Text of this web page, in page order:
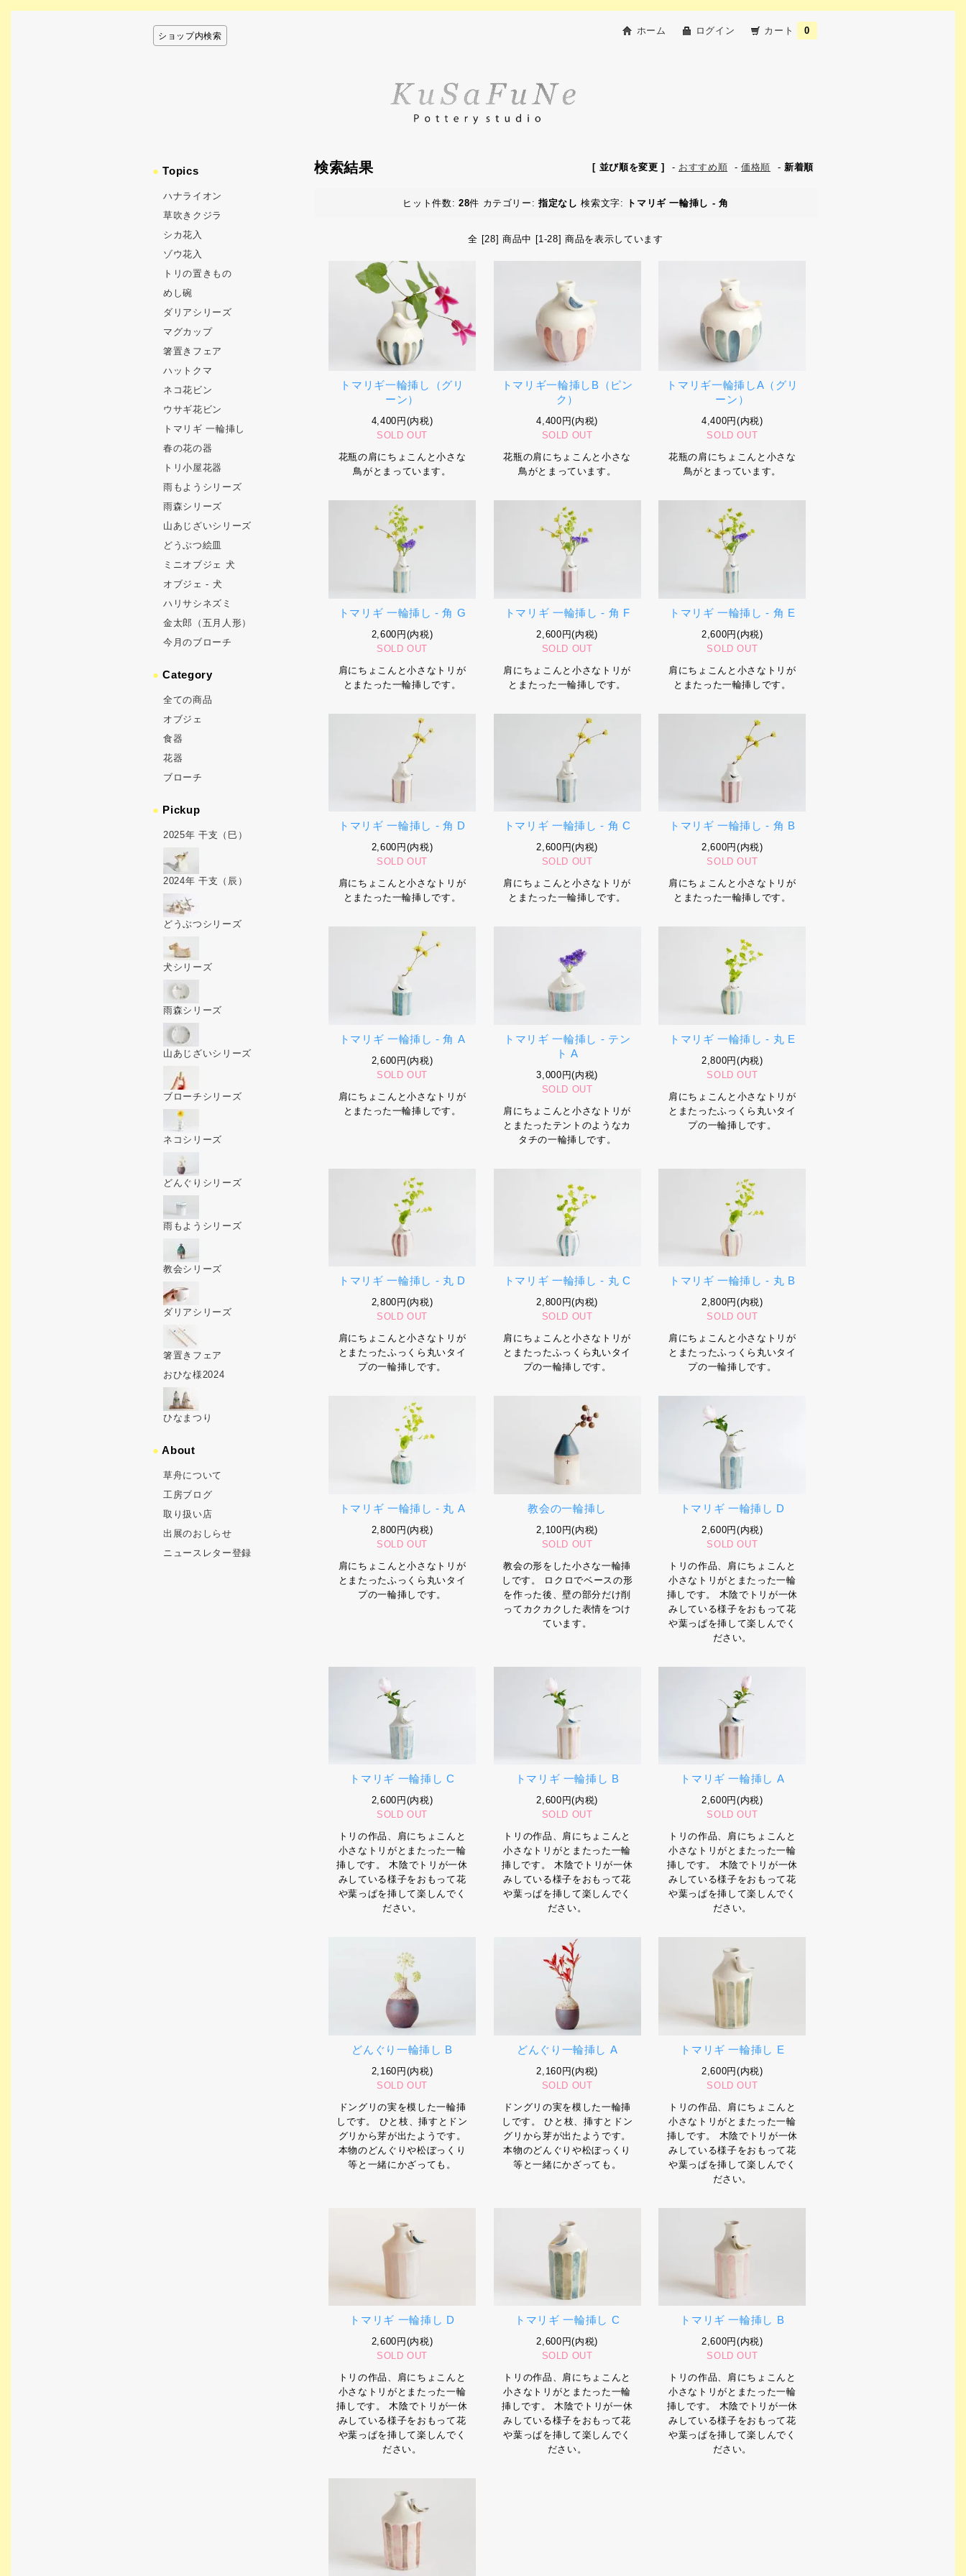
ホーム ログイン カート 0
ショップ内検索
[ 並び順を変更 ] - おすすめ順 -価格順 -新着順
検索結果
ヒット件数: 28件 カテゴリー:指定なし 検索文字: トマリギ 一輪挿し - 角
全 [28] 商品中 [1-28] 商品を表示しています
トマリギ一輪挿し（グリ
ーン）
4,400円(内税)
SOLD OUT
花瓶の肩にちょこんと小さな
鳥がとまっています。
トマリギ一輪挿しB（ピン
ク）
4,400円(内税)
SOLD OUT
花瓶の肩にちょこんと小さな
鳥がとまっています。
トマリギ一輪挿しA（グリ
ーン）
4,400円(内税)
SOLD OUT
花瓶の肩にちょこんと小さな
鳥がとまっています。
トマリギ 一輪挿し - 角 G
2,600円(内税)
SOLD OUT
肩にちょこんと小さなトリが
とまたった一輪挿しです。
トマリギ 一輪挿し - 角 F
2,600円(内税)
SOLD OUT
肩にちょこんと小さなトリが
とまたった一輪挿しです。
トマリギ 一輪挿し - 角 E
2,600円(内税)
SOLD OUT
肩にちょこんと小さなトリが
とまたった一輪挿しです。
トマリギ 一輪挿し - 角 D
2,600円(内税)
SOLD OUT
肩にちょこんと小さなトリが
とまたった一輪挿しです。
トマリギ 一輪挿し - 角 C
2,600円(内税)
SOLD OUT
肩にちょこんと小さなトリが
とまたった一輪挿しです。
トマリギ 一輪挿し - 角 B
2,600円(内税)
SOLD OUT
肩にちょこんと小さなトリが
とまたった一輪挿しです。
トマリギ 一輪挿し - 角 A
2,600円(内税)
SOLD OUT
肩にちょこんと小さなトリが
とまたった一輪挿しです。
トマリギ 一輪挿し - テン
ト A
3,000円(内税)
SOLD OUT
肩にちょこんと小さなトリが
とまたったテントのようなカ
タチの一輪挿しです。
トマリギ 一輪挿し - 丸 E
2,800円(内税)
SOLD OUT
肩にちょこんと小さなトリが
とまたったふっくら丸いタイ
プの一輪挿しです。
トマリギ 一輪挿し - 丸 D
2,800円(内税)
SOLD OUT
肩にちょこんと小さなトリが
とまたったふっくら丸いタイ
プの一輪挿しです。
トマリギ 一輪挿し - 丸 C
2,800円(内税)
SOLD OUT
肩にちょこんと小さなトリが
とまたったふっくら丸いタイ
プの一輪挿しです。
トマリギ 一輪挿し - 丸 B
2,800円(内税)
SOLD OUT
肩にちょこんと小さなトリが
とまたったふっくら丸いタイ
プの一輪挿しです。
トマリギ 一輪挿し - 丸 A
2,800円(内税)
SOLD OUT
肩にちょこんと小さなトリが
とまたったふっくら丸いタイ
プの一輪挿しです。
教会の一輪挿し
2,100円(内税)
SOLD OUT
教会の形をした小さな一輪挿
しです。 ロクロでベースの形
を作った後、壁の部分だけ削
ってカクカクした表情をつけ
ています。
トマリギ 一輪挿し D
2,600円(内税)
SOLD OUT
トリの作品、肩にちょこんと
小さなトリがとまたった一輪
挿しです。 木陰でトリが一休
みしている様子をおもって花
や葉っぱを挿して楽しんでく
ださい。
トマリギ 一輪挿し C
2,600円(内税)
SOLD OUT
トリの作品、肩にちょこんと
小さなトリがとまたった一輪
挿しです。 木陰でトリが一休
みしている様子をおもって花
や葉っぱを挿して楽しんでく
ださい。
トマリギ 一輪挿し B
2,600円(内税)
SOLD OUT
トリの作品、肩にちょこんと
小さなトリがとまたった一輪
挿しです。 木陰でトリが一休
みしている様子をおもって花
や葉っぱを挿して楽しんでく
ださい。
トマリギ 一輪挿し A
2,600円(内税)
SOLD OUT
トリの作品、肩にちょこんと
小さなトリがとまたった一輪
挿しです。 木陰でトリが一休
みしている様子をおもって花
や葉っぱを挿して楽しんでく
ださい。
どんぐり一輪挿し B
2,160円(内税)
SOLD OUT
ドングリの実を模した一輪挿
しです。 ひと枝、挿すとドン
グリから芽が出たようです。
本物のどんぐりや松ぼっくり
等と一緒にかざっても。
どんぐり一輪挿し A
2,160円(内税)
SOLD OUT
ドングリの実を模した一輪挿
しです。 ひと枝、挿すとドン
グリから芽が出たようです。
本物のどんぐりや松ぼっくり
等と一緒にかざっても。
トマリギ 一輪挿し E
2,600円(内税)
SOLD OUT
トリの作品、肩にちょこんと
小さなトリがとまたった一輪
挿しです。 木陰でトリが一休
みしている様子をおもって花
や葉っぱを挿して楽しんでく
ださい。
トマリギ 一輪挿し D
2,600円(内税)
SOLD OUT
トリの作品、肩にちょこんと
小さなトリがとまたった一輪
挿しです。 木陰でトリが一休
みしている様子をおもって花
や葉っぱを挿して楽しんでく
ださい。
トマリギ 一輪挿し C
2,600円(内税)
SOLD OUT
トリの作品、肩にちょこんと
小さなトリがとまたった一輪
挿しです。 木陰でトリが一休
みしている様子をおもって花
や葉っぱを挿して楽しんでく
ださい。
トマリギ 一輪挿し B
2,600円(内税)
SOLD OUT
トリの作品、肩にちょこんと
小さなトリがとまたった一輪
挿しです。 木陰でトリが一休
みしている様子をおもって花
や葉っぱを挿して楽しんでく
ださい。
●Topics
ハナライオン
草吹きクジラ
シカ花入
ゾウ花入
トリの置きもの
めし碗
ダリアシリーズ
マグカップ
箸置きフェア
ハットクマ
ネコ花ビン
ウサギ花ビン
トマリギ 一輪挿し
春の花の器
トリ小屋花器
雨もようシリーズ
雨森シリーズ
山あじざいシリーズ
どうぶつ絵皿
ミニオブジェ 犬
オブジェ - 犬
ハリサシネズミ
金太郎（五月人形）
今月のブローチ
●Category
全ての商品
オブジェ
食器
花器
ブローチ
● Pickup
2025年 干支（巳）
2024年 干支（辰）
どうぶつシリーズ
犬シリーズ
雨森シリーズ
山あじざいシリーズ
ブローチシリーズ
ネコシリーズ
どんぐりシリーズ
雨もようシリーズ
教会シリーズ
ダリアシリーズ
箸置きフェア
おひな様2024
ひなまつり
●About
草舟について
工房ブログ
取り扱い店
出展のおしらせ
ニュースレター登録